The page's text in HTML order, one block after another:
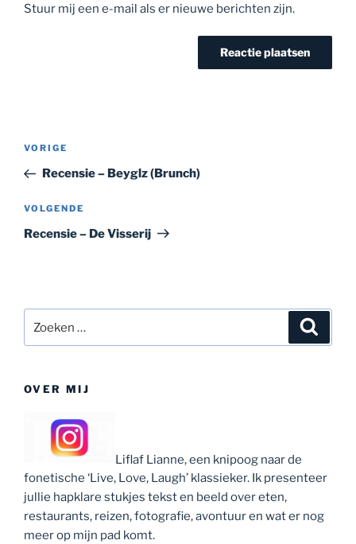
Stuur mij een e-mail als er nieuwe berichten zijn.
Bericht
Vorig
bericht
VORIGE
Recensie – Beyglz (Brunch)
Volgend
bericht
VOLGENDE
Recensie – De Visserij
naar:
OVER MIJ
Liflaf Lianne, een knipoog naar de
fonetische ‘Live, Love, Laugh’ klassieker. Ik presenteer
jullie hapklare stukjes tekst en beeld over eten,
restaurants, reizen, fotografie, avontuur en wat er nog
meer op mijn pad komt.